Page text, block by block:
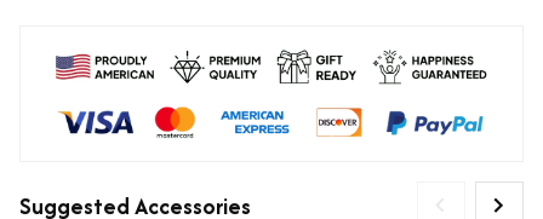
Suggested Accessories